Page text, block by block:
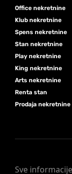
Sve
Office nekretnine
Klub nekretnine
Spens nekretnine
Stan nekretnine
Play nekretnine
King nekretnine
Arts nekretnine
Renta stan
Prodaja nekretnine